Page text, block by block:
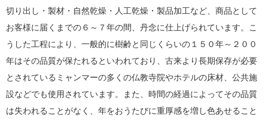
切り出し・製材・自然乾燥・人工乾燥・製品加工など、商品として
お客様に届くまでの６～７年の間、丹念に仕上げられています。こ
うした工程により、一般的に樹齢と同じくらいの１５０年～２００
年はその品質が保たれるといわれており、古来より長期保存が必要
とされているミャンマーの多くの仏教寺院やホテルの床材、公共施
設などでも使用されています。また、時間の経過によってその品質
は失われることがなく、年をおうたびに重厚感を増し色あせること